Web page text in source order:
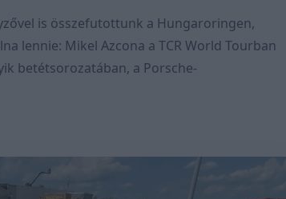
is összefutottunk a Hungaroringen,
lennie: Mikel Azcona a TCR World Tourban
betétsorozatában, a Porsche-